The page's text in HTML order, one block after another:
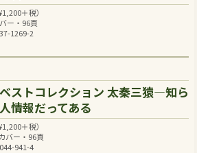
1,200＋税）
ー・96頁
1269-2
ストコレクション 太秦三猿―知ら
情報だってある
1,200＋税）
バー・96頁
941-4